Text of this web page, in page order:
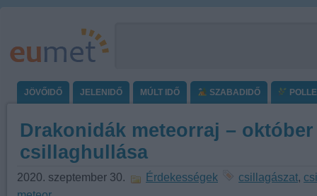
JÖVŐIDŐ JELENIDŐ MÚLT IDŐ SZABADIDŐ
Drakonidák meteorraj –
csillaghullása
2020. szeptember 30. Érdekességek csillagászat,